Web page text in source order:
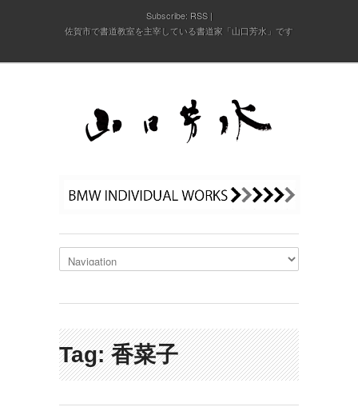
Subscribe: RSS
佐賀市で書道教室を主宰している書道家「山口芳水」です
Tag: 香菜子